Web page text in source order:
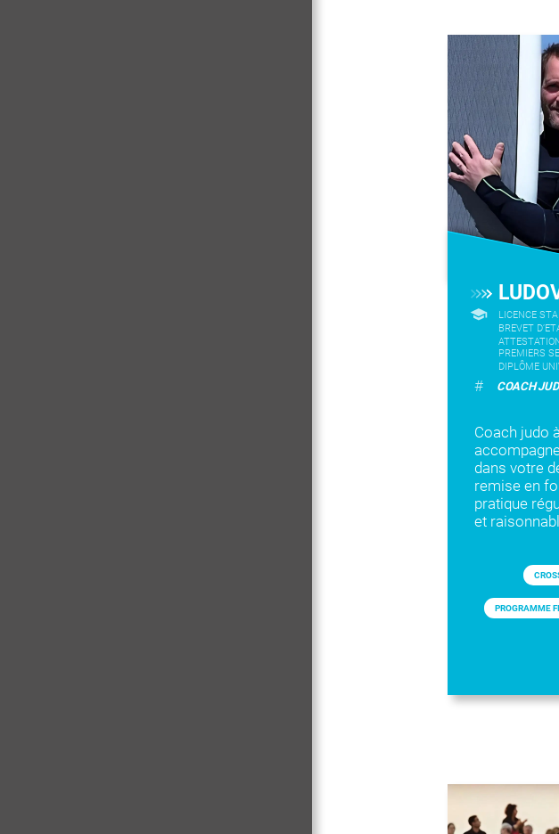
LICENCE
BREVET
PREMIERS
DIPLÔME
# COACH
Coach judo
dans votre
remise en
pratique
et
PROGRAMME